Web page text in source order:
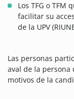
Los TFG o
facilitar su
de la UPV
Las personas
aval de la
motivos de la